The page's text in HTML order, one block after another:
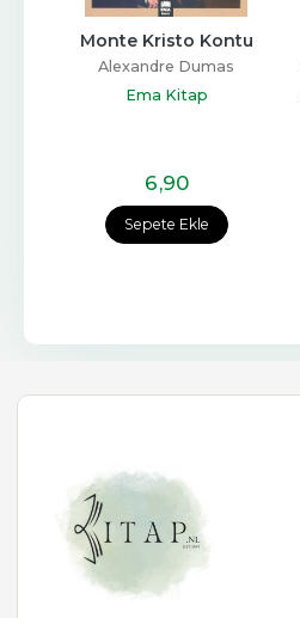
Sepete Ekle
Monte Kristo Kontu
Alexandre Dumas
Ema Kitap
6,90